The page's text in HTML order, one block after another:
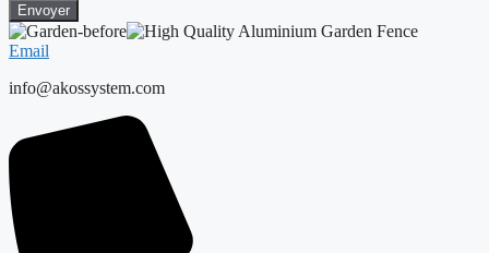
Envoyer
Email
info@akossystem.com